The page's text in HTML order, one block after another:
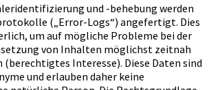
und -behebung werden
(„Error-Logs“) angefertigt. Dies
um auf mögliche Probleme bei der
von Inhalten möglichst zeitnah
(berechtigtes Interesse). Diese Daten sind
und erlauben daher keine